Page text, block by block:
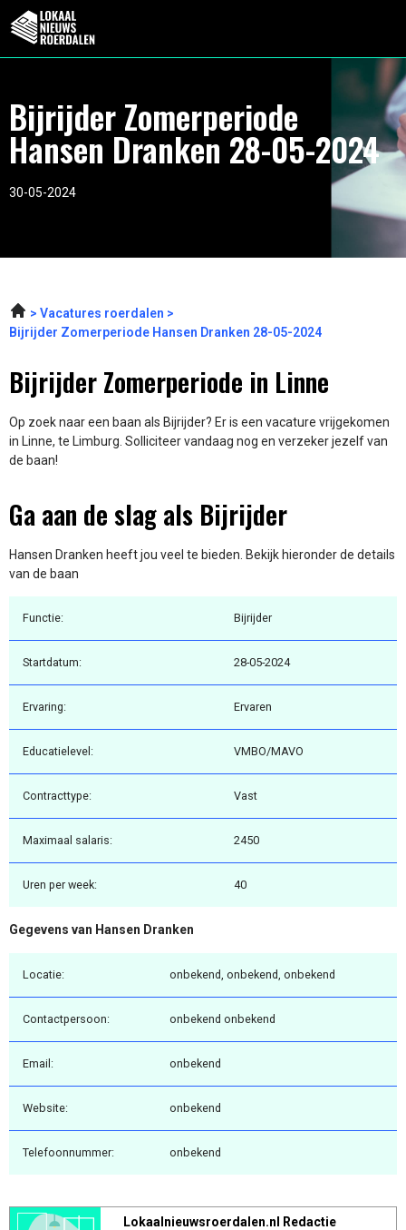
Bijrijder Zomerperiode
Hansen Dranken 28-05-2024
30-05-2024
Vacatures roerdalen
Bijrijder Zomerperiode Hansen Dranken 28-05-2024
Bijrijder Zomerperiode in Linne
Op zoek naar een baan als Bijrijder? Er is een vacature vrijgekomen
in Linne, te Limburg. Solliciteer vandaag nog en verzeker jezelf van
de baan!
Ga aan de slag als Bijrijder
Hansen Dranken heeft jou veel te bieden. Bekijk hieronder de details
van de baan
Functie: Bijrijder
Startdatum: 28-05-2024
Ervaring: Ervaren
Educatielevel: VMBO/MAVO
Contracttype: Vast
Maximaal salaris: 2450
Uren per week: 40
Gegevens van Hansen Dranken
Locatie: onbekend, onbekend, onbekend
Contactpersoon: onbekend onbekend
Email: onbekend
Website: onbekend
Telefoonnummer: onbekend
Lokaalnieuwsroerdalen.nl Redactie